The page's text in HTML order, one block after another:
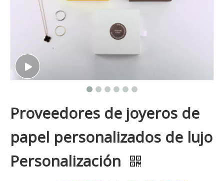
Proveedores de joyeros de
papel personalizados de lujo
Personalización